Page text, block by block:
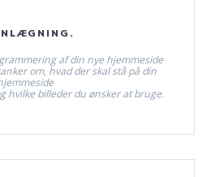
af din nye hjemmeside
om, hvad der skal stå på din
hvilke billeder du ønsker at bruge.